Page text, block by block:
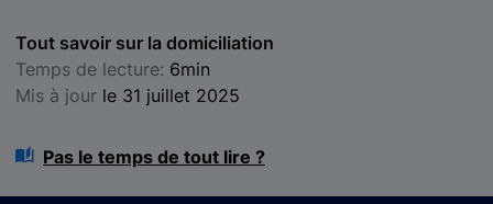
Tout savoir sur la domiciliation
Temps de lecture: 6min
Mis à jour le 31 juillet 2025
Pas le temps de tout lire ?